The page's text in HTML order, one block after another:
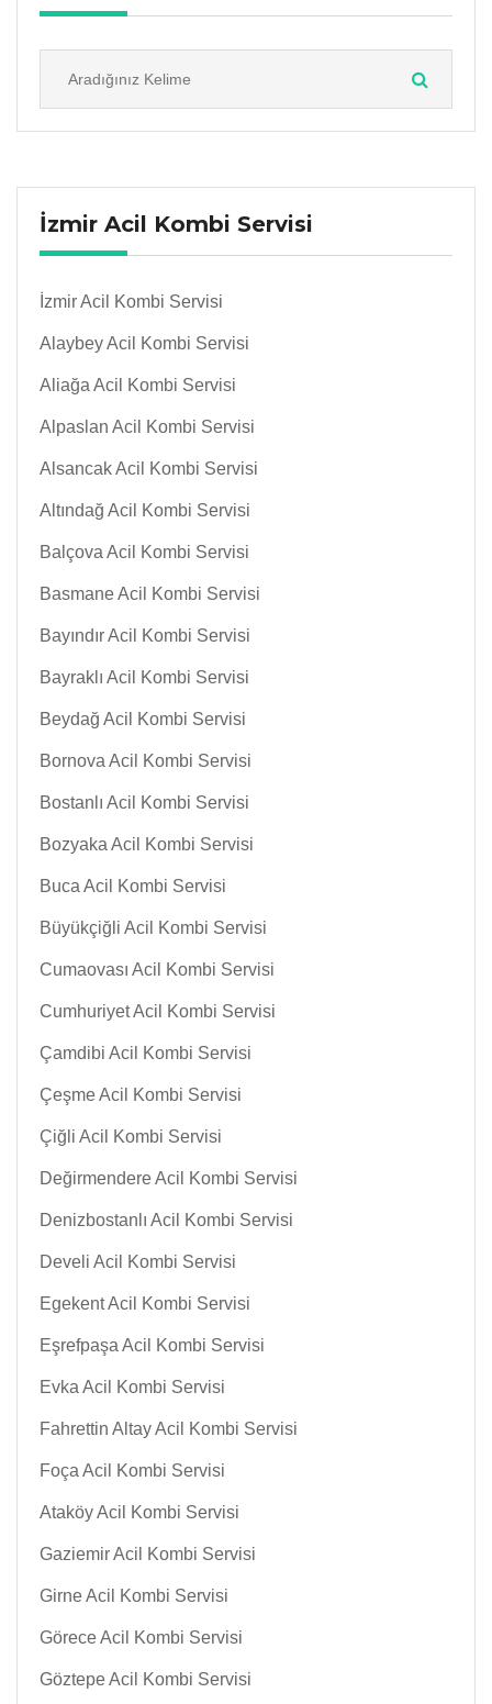
İzmir Acil Kombi Servisi
İzmir Acil Kombi Servisi
Alaybey Acil Kombi Servisi
Aliağa Acil Kombi Servisi
Alpaslan Acil Kombi Servisi
Alsancak Acil Kombi Servisi
Altındağ Acil Kombi Servisi
Balçova Acil Kombi Servisi
Basmane Acil Kombi Servisi
Bayındır Acil Kombi Servisi
Bayraklı Acil Kombi Servisi
Beydağ Acil Kombi Servisi
Bornova Acil Kombi Servisi
Bostanlı Acil Kombi Servisi
Bozyaka Acil Kombi Servisi
Buca Acil Kombi Servisi
Büyükçiğli Acil Kombi Servisi
Cumaovası Acil Kombi Servisi
Cumhuriyet Acil Kombi Servisi
Çamdibi Acil Kombi Servisi
Çeşme Acil Kombi Servisi
Çiğli Acil Kombi Servisi
Değirmendere Acil Kombi Servisi
Denizbostanlı Acil Kombi Servisi
Develi Acil Kombi Servisi
Egekent Acil Kombi Servisi
Eşrefpaşa Acil Kombi Servisi
Evka Acil Kombi Servisi
Fahrettin Altay Acil Kombi Servisi
Foça Acil Kombi Servisi
Ataköy Acil Kombi Servisi
Gaziemir Acil Kombi Servisi
Girne Acil Kombi Servisi
Görece Acil Kombi Servisi
Göztepe Acil Kombi Servisi